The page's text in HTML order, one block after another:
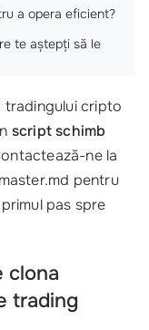
a opera eficient?
te aștepți să le
tradingului cripto
script schimb
ne la
pentru
pas spre
clona
trading